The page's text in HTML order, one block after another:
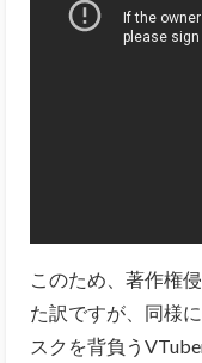
このため、著作権
た訳ですが、同様
スクを背負う